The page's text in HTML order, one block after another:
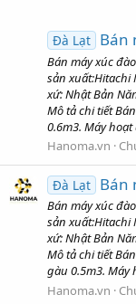
Đà Lạt Bán
Bán máy xúc
sản xuất:Hitachi
xứ: Nhật Bản
Mô tả chi tiết
0.6m3. Máy
Hanoma.vn
Đà Lạt Bán
Bán máy xúc
sản xuất:Hitachi
xứ: Nhật Bản
Mô tả chi tiết
gàu 0.5m3. Máy
Hanoma.vn